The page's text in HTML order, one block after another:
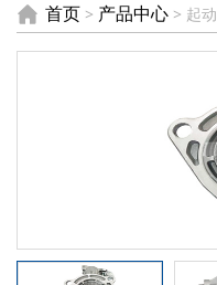
首页 > 产品中心 > 起